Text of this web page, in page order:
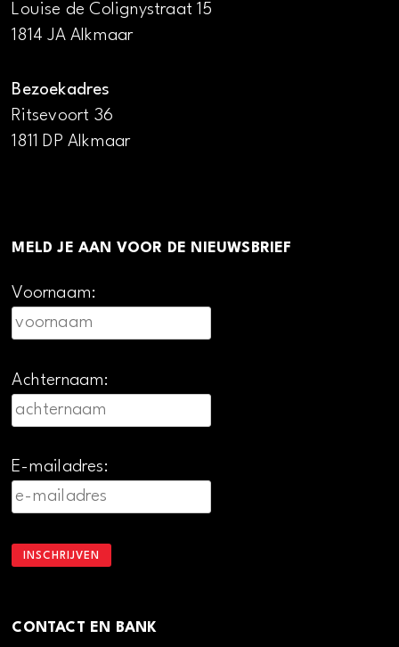
Louise de Colignystraat 15
1814 JA Alkmaar
Bezoekadres
Ritsevoort 36
1811 DP Alkmaar
MELD JE AAN VOOR DE NIEUWSBRIEF
Voornaam:
Achternaam:
E-mailadres:
CONTACT EN BANK